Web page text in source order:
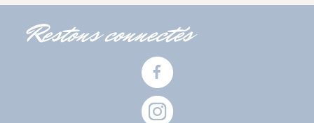
Restons connectés